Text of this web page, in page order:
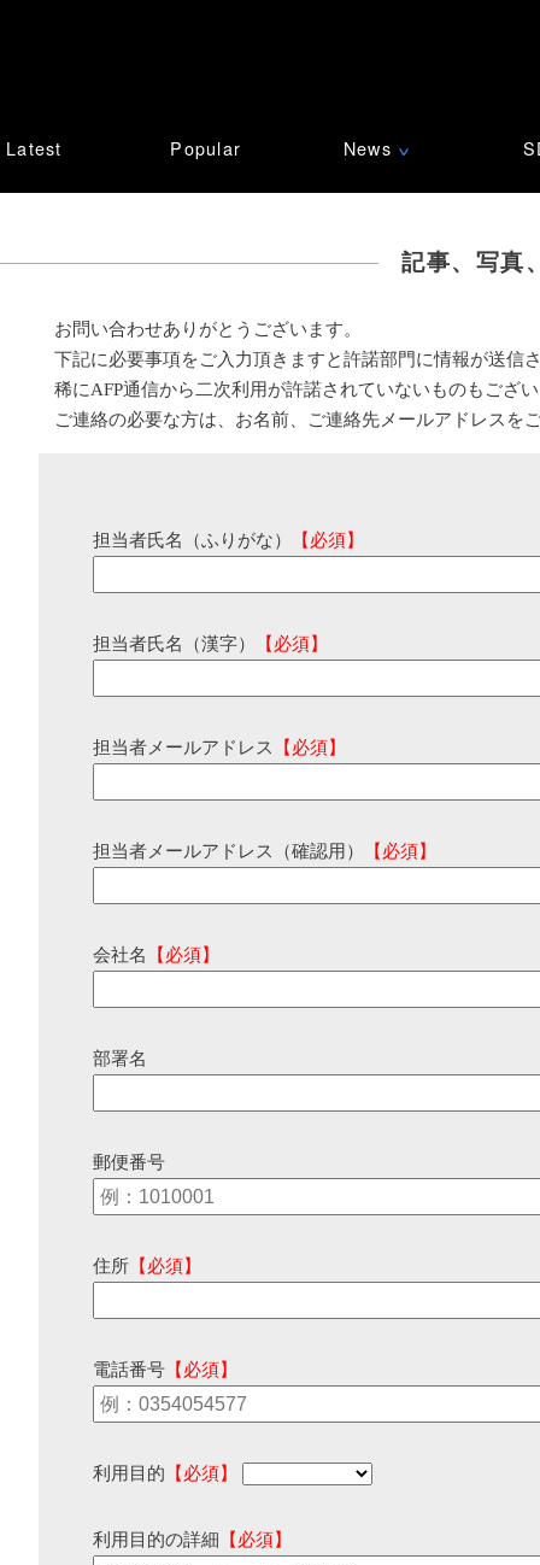
Latest Popular News ∨
記事、写真
お問い合わせありがとうございます。
下記に必要事項をご入力頂きますと許諾部門に情報が送信
稀にAFP通信から二次利用が許諾されていないものもござ
ご連絡の必要な方は、お名前、ご連絡先メールアドレスを
担当者氏名（ふりがな） 【必須】
担当者氏名（漢字） 【必須】
担当者メールアドレス 【必須】
担当者メールアドレス（確認用） 【必須】
会社名 【必須】
部署名
郵便番号
住所 【必須】
電話番号 【必須】
利用目的 【必須】
利用目的の詳細 【必須】